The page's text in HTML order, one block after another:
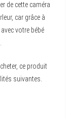
de cette caméra
car grâce à
votre bébé
ce produit
suivantes.